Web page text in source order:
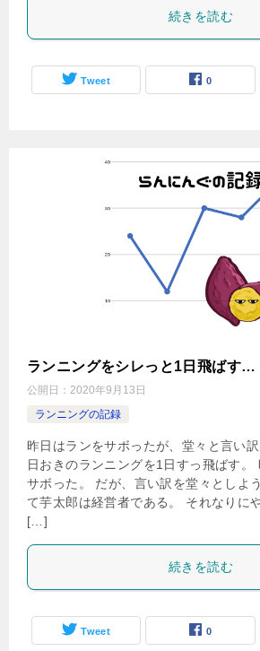
続きを読む
Tweet 0
ランニングをシレっと1日飛ばす…
公開日： 2020年9月13日
ランニングの記録
昨日はランをサボったが、堂々と言い
日おきのランニングを1日すっ飛ばす。
サボった。 だが、言い訳を堂々としよ
て芋太郎は経営者である。 それなりに
[…]
続きを読む
Tweet 0